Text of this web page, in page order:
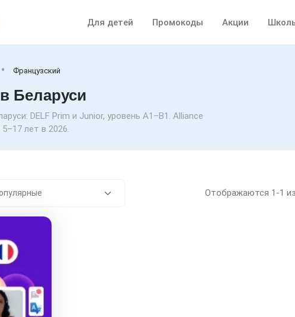
Для детей Промокоды Акции
Французский
Беларуси
DELF Prim и Junior, уровень A1–B1. Alliance
лет в 2026.
Отображаются 1-1